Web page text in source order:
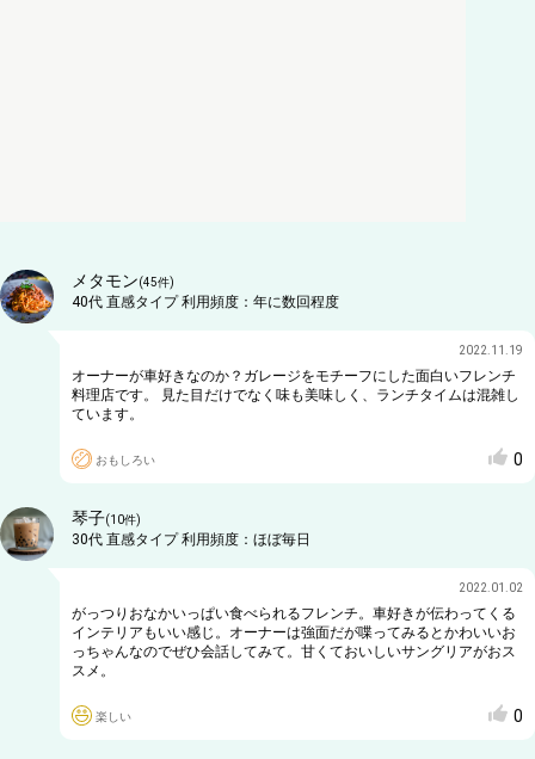
メタモン(45件)
40代 直感タイプ利用頻度： 年に数回程度
2022.11.19
オーナーが車好きなのか？ガレージをモチーフにした面白いフレンチ
料理店です。 見た目だけでなく味も美味しく、ランチタイムは混雑し
ています。
おもしろい 0
琴子(10件)
30代 直感タイプ利用頻度： ほぼ毎日
2022.01.02
がっつりおなかいっぱい食べられるフレンチ。車好きが伝わってくる
インテリアもいい感じ。オーナーは強面だが喋ってみるとかわいいお
っちゃんなのでぜひ会話してみて。甘くておいしいサングリアがおス
スメ。
楽しい 0